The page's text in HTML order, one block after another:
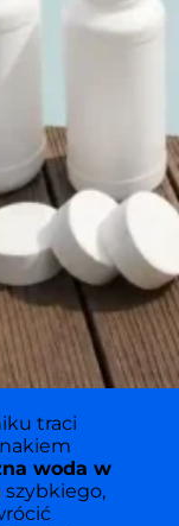
traci
woda w
szybkiego,